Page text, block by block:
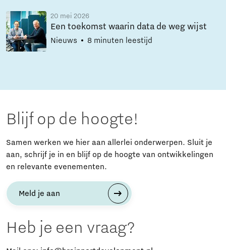
20 mei 2026
Een toekomst waarin data de weg wijst
Nieuws 8 minuten leestijd
Blijf op de hoogte!
Samen werken we hier aan allerlei onderwerpen. Sluit je
aan, schrijf je in en blijf op de hoogte van ontwikkelingen
en relevante evenementen.
Meld je aan
Heb je een vraag?